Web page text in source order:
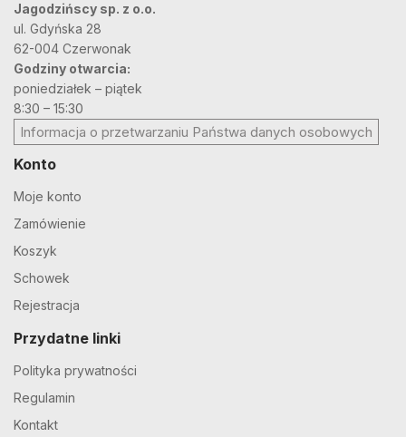
Jagodzińscy sp. z o.o.
ul. Gdyńska 28
62-004 Czerwonak
Godziny otwarcia:
poniedziałek – piątek
8:30 – 15:30
Informacja o przetwarzaniu Państwa danych osobowych
Konto
Moje konto
Zamówienie
Koszyk
Schowek
Rejestracja
Przydatne linki
Polityka prywatności
Regulamin
Kontakt